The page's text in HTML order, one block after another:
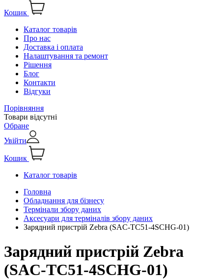
Кошик
Каталог товарів
Про нас
Доставка і оплата
Налаштування та ремонт
Рішення
Блог
Контакти
Відгуки
Порівняння
Товари відсутні
Обране
Увійти
Кошик
Каталог товарів
Головна
Обладнання для бізнесу
Термінали збору даних
Аксесуари для терміналів збору даних
Зарядний пристрій Zebra (SAC-TC51-4SCHG-01)
Зарядний пристрій Zebra
(SAC-TC51-4SCHG-01)